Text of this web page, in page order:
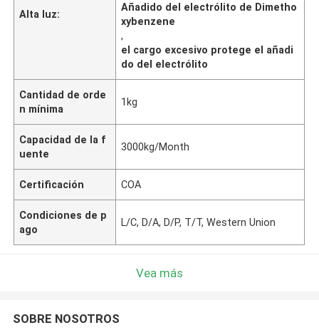
Alta luz:
Añadido del electrólito de Dimetho
xybenzene
,
el cargo excesivo protege el añadi
do del electrólito
Cantidad de orde
n mínima
1kg
Capacidad de la f
uente
3000kg/Month
Certificación COA
Condiciones de p
ago
L/C, D/A, D/P, T/T, Western Union
Vea más
SOBRE NOSOTROS